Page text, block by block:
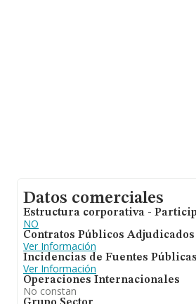
Datos comerciales
Estructura corporativa -
NO
Contratos Públicos Adjudicados
Ver Información
Incidencias de Fuentes Públicas
Ver Información
Operaciones Internacionales
No constan